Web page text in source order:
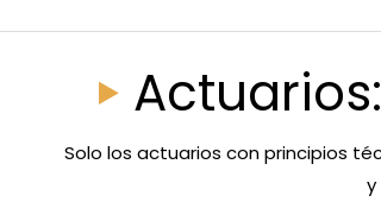
Solo los actuarios con principios
y